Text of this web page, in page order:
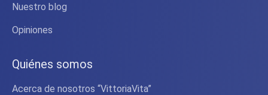
Nuestro blog
Opiniones
Quiénes somos
Acerca de nosotros “VittoriaVita”